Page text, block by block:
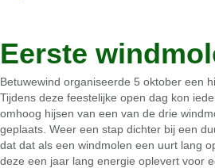
Eerste
Betuwewind organiseerde 5 oktober een
Tijdens deze feestelijke open dag kon
omhoog hijsen van een van de drie
geplaats. Weer een stap dichter bij een
dat dat als een windmolen een uurt lang
deze een jaar lang energie oplevert voor